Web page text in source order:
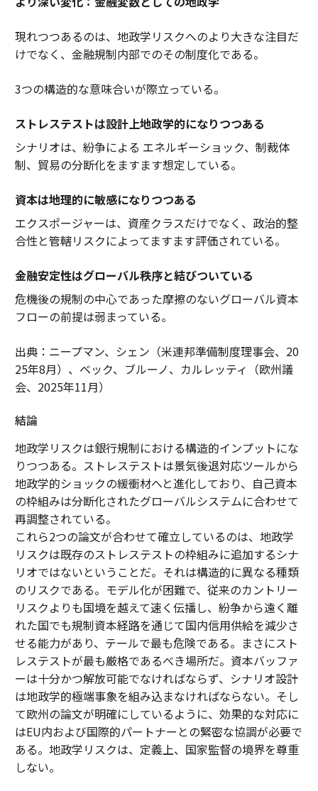
現れつつあるのは、地政学リスクへのより大きな注目だ
けでなく、金融規制内部でのその制度化である。
3つの構造的な意味合いが際立っている。
ストレステストは設計上地政学的になりつつある
シナリオは、紛争による エネルギーショック、制裁体
制、貿易の分断化をますます想定している。
資本は地理的に敏感になりつつある
エクスポージャーは、資産クラスだけでなく、政治的整
合性と管轄リスクによってますます評価されている。
金融安定性はグローバル秩序と結びついている
危機後の規制の中心であった摩擦のないグローバル資本
フローの前提は弱まっている。
出典：ニープマン、シェン（米連邦準備制度理事会、20
25年8月）、ベック、ブルーノ、カルレッティ（欧州議
会、2025年11月）
結論
地政学リスクは銀行規制における構造的インプットにな
りつつある。ストレステストは景気後退対応ツールから
地政学的ショックの緩衝材へと進化しており、自己資本
の枠組みは分断化されたグローバルシステムに合わせて
再調整されている。
これら2つの論文が合わせて確立しているのは、地政学
リスクは既存のストレステストの枠組みに追加するシナ
リオではないということだ。それは構造的に異なる種類
のリスクである。モデル化が困難で、従来のカントリー
リスクよりも国境を越えて速く伝播し、紛争から遠く離
れた国でも規制資本経路を通じて国内信用供給を減少さ
せる能力があり、テールで最も危険である。まさにスト
レステストが最も厳格であるべき場所だ。資本バッファ
ーは十分かつ解放可能でなければならず、シナリオ設計
は地政学的極端事象を組み込まなければならない。そし
て欧州の論文が明確にしているように、効果的な対応に
はEU内および国際的パートナーとの緊密な協調が必要で
ある。地政学リスクは、定義上、国家監督の境界を尊重
しない。